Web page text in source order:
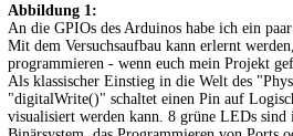
Abbildung 1:
An die GPIOs des Arduinos habe ich ein
Mit dem Versuchsaufbau kann erlernt
programmieren - wenn euch mein Projekt
Als klassischer Einstieg in die Welt des
"digitalWrite()" schaltet einen Pin auf
visualisiert werden kann. 8 grüne LEDs